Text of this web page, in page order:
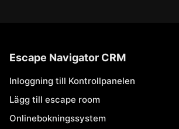
Escape Navigator CRM
Inloggning till Kontrollpanelen
Lägg till escape room
Onlinebokningssystem